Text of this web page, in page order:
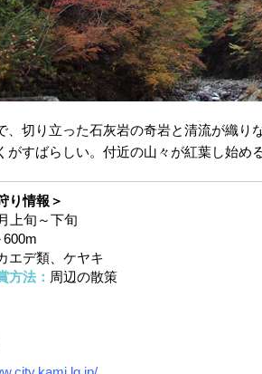
、切り立った石灰岩の奇岩と清流が織
がすばらしい。付近の山々が紅葉し始め
り情報＞
上旬～下旬
600m
エデ類、ケヤキ
方法： 周辺の散策